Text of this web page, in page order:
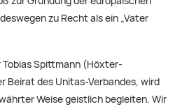
zu Recht als ein „Vater
Tobias Spittmann (Höxter-
Beirat des Unitas-Verbandes, wird
Weise geistlich begleiten. Wir